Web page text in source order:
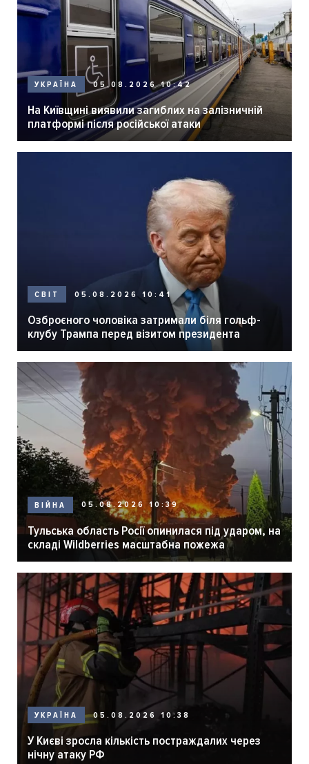
УКРАЇНА 05.08.2026 10:42
На Київщині виявили загиблих на залізничній
платформі після російської атаки
СВІТ 05.08.2026 10:41
Озброєного чоловіка затримали біля гольф-
клубу Трампа перед візитом президента
ВІЙНА 05.08.2026 10:39
Тульська область Росії опинилася під ударом, на
складі Wildberries масштабна пожежа
УКРАЇНА 05.08.2026 10:38
У Києві зросла кількість постраждалих через
нічну атаку РФ